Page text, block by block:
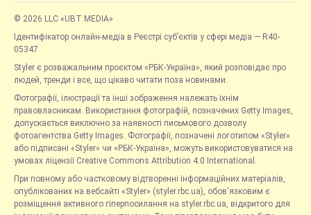
© 2026 LLC «UBT MEDIA»
Ідентифікатор онлайн-медіа в Реєстрі суб’єктів у сфері медіа — R40-
05347
Styler є розважальним проєктом «РБК-Україна», який розповідає про
людей, тренди і все, що цікаво читати поза новинами.
Фотографії, ілюстрації та інші зображення належать їхнім
правовласникам. Використання фотографій, позначених Getty Images,
допускається виключно за наявності письмового дозволу
фотоагентства Getty Images. Фотографії, позначені логотипом «Styler»
або підписані «Styler» чи «РБК-Україна», можуть використовуватися на
умовах ліцензії Creative Commons Attribution 4.0 International.
При повному або частковому відтворенні інформаційних матеріалів,
опублікованих на вебсайті «Styler» (styler.rbc.ua), обов'язковим є
розміщення активного гіперпосилання на styler.rbc.ua, відкритого для